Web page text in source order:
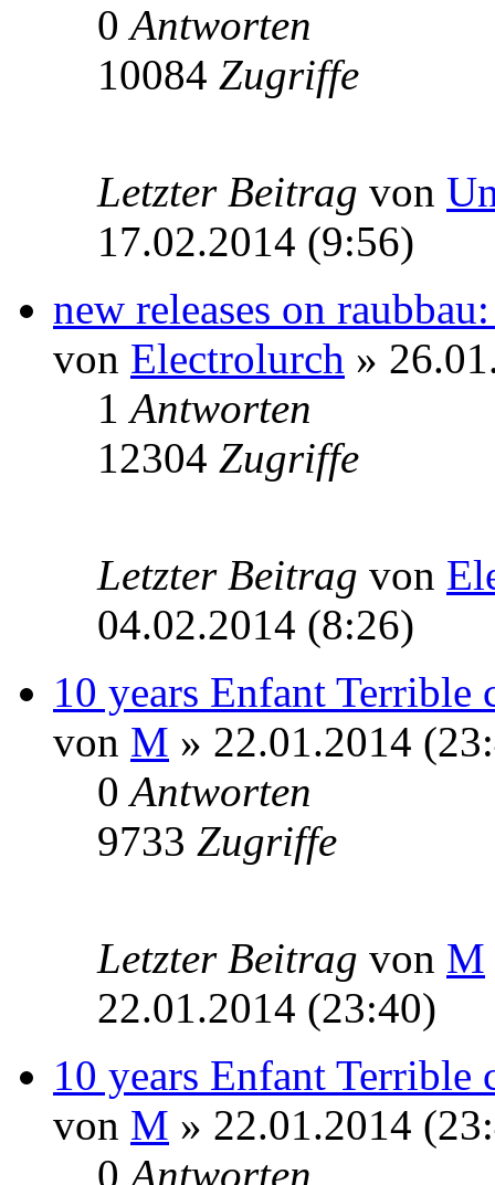
0Antworten
10084 Zugriffe
Letzter Beitrag von
17.02.2014 (9:56)
new releases on
von Electrolurch »
1Antworten
12304 Zugriffe
Letzter Beitrag von
04.02.2014 (8:26)
10 years Enfant
von M » 22.01.2014
0Antworten
9733 Zugriffe
Letzter Beitrag von M
22.01.2014 (23:40)
10 years Enfant
von M » 22.01.2014
0Antworten